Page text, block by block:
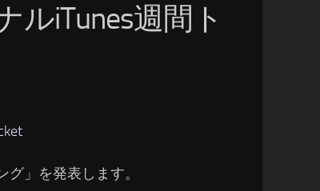
iTunes週間ト
」を発表します。